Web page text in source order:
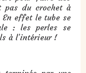
pas du crochet à
En effet le tube se
: les perles se
à l’intérieur !